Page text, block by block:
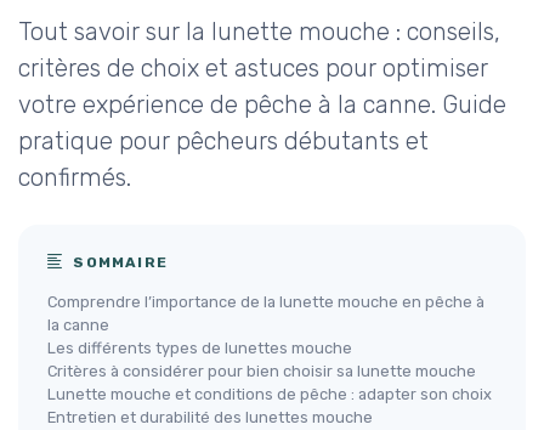
Tout savoir sur la lunette mouche : conseils,
critères de choix et astuces pour optimiser
votre expérience de pêche à la canne. Guide
pratique pour pêcheurs débutants et
confirmés.
SOMMAIRE
Comprendre l’importance de la lunette mouche en pêche à
la canne
Les différents types de lunettes mouche
Critères à considérer pour bien choisir sa lunette mouche
Lunette mouche et conditions de pêche : adapter son choix
Entretien et durabilité des lunettes mouche